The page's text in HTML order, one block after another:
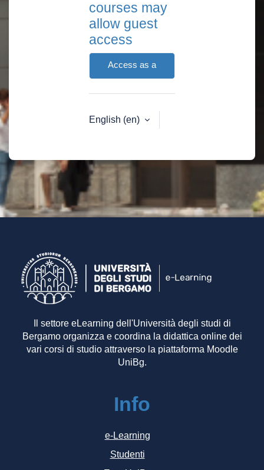
courses may
allow guest
access
Access as a
English ‎(en)‎
Il settore eLearning dell'Università degli studi di
Bergamo organizza e coordina la didattica online dei
vari corsi di studio attraverso la piattaforma Moodle
UniBg.
Info
e-Learning
Studenti